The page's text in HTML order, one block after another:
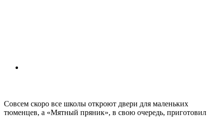
Совсем скоро все школы откроют двери для маленьких
тюменцев, а «Мятный пряник», в свою очередь, приготовил